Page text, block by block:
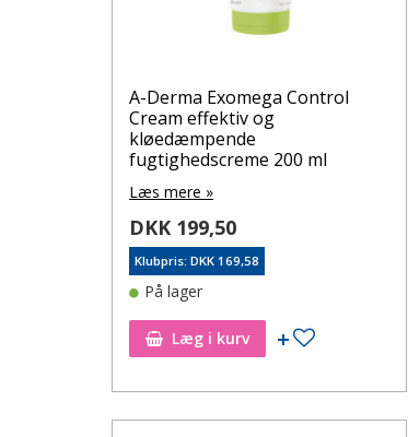
A-Derma Exomega Control
Cream effektiv og
kløedæmpende
fugtighedscreme 200 ml
Læs mere »
DKK 199,50
Klubpris: DKK 169,58
På lager
Læg i kurv Tilføj til